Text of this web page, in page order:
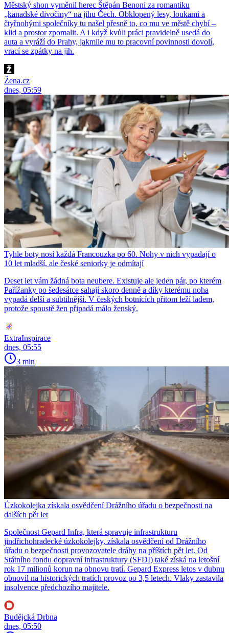
Městský shon vyměnil herec Štěpán Benoni za romantiku
„kanadské divočiny“ na jihu Čech. Obklopený lesy, loukami a
čtyřnohými společníky tu našel přesně to, co mu ve městě chybí –
klid a prostor zpomalit. A i když kvůli práci pravidelně usedá do
auta a vyráží do Prahy, jakmile mu to pracovní povinnosti dovolí,
vrací se zpátky na jih.
Žena.cz
dnes, 05:59
Tyhle boty nosí každá Francouzka po 60. Nohy v nich vypadají o
10 let mladší, ale české seniorky je odmítají
Deset let vám žádná bota neubere. Existuje ale jeden pár, po kterém
Pařížanky po šedesátce sahají skoro denně a díky kterému noha
vypadá delší a subtilnější. V českých botnících přitom leží ladem,
protože spoustě žen připadá málo ženský.
ExtraInspirace
dnes, 05:55
3 min
Úzkokolejka získala osvědčení Drážního úřadu o bezpečnosti na
dalších pět let
Společnost Gepard Infra, která spravuje infrastrukturu
jindřichohradecké úzkokolejky, získala osvědčení od Drážního
úřadu o bezpečnosti provozovatele dráhy na příštích pět let. Od
Státního fondu dopravní infrastruktury (SFDI) také získá na letošní
rok 17 milionů korun na obnovu tratí. Gepard Express letos v dubnu
obnovil na historických tratích provoz po 3,5 letech. Vlaky zastavila
insolvence předchozího majitele.
Budějcká Drbna
dnes, 05:50